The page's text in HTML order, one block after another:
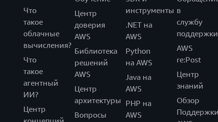
Что
такое
облачные
вычисления?
Что
такое
агентный
ИИ?
Центр
Центр
доверия
AWS
Библиотека
решений
AWS
Центр
архитектуры
Вопросы
инструменты
.NET на
AWS
Python
на AWS
Java на
AWS
PHP на
AWS
в
службу
поддержки
AWS
re:Post
Центр
знаний
Обзор